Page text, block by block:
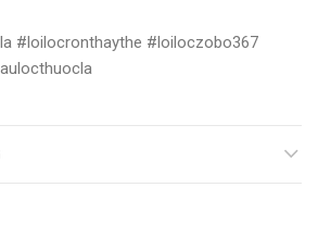
#loilocronthaythe #loiloczobo367